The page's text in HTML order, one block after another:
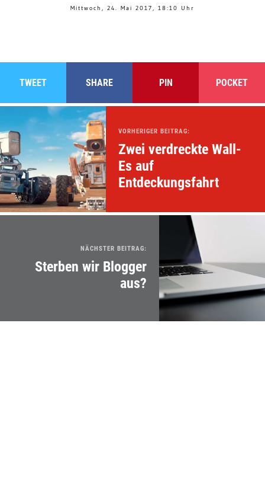
Mittwoch, 24. Mai 2017, 18:10 Uhr
TWEET SHARE PIN POCKET
VORHERIGER BEITRAG:
Zwei verdreckte Wall-
Es auf
Entdeckungsfahrt
NÄCHSTER BEITRAG:
Sterben wir Blogger
aus?